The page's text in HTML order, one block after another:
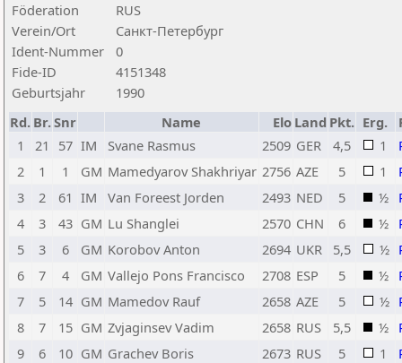
Föderation
RUS
Verein/Ort
Санкт-Петербург
Ident-Nummer
0
Fide-ID
4151348
Geburtsjahr
1990
Rd. Br.Snr Name Elo Land Pkt. Erg.
1
21 57 IM Svane Rasmus 2509 GER 4,5 1
2
1 1 GM Mamedyarov Shakhriyar 2756 AZE 5 1
3
2 61 IM Van Foreest Jorden 2493 NED 5 ½
4
3 43 GM Lu Shanglei 2570 CHN 6 ½
5
3 6 GM Korobov Anton 2694 UKR 5,5 ½
6
7 4 GM Vallejo Pons Francisco 2708 ESP 5 ½
7
5 14 GM Mamedov Rauf 2658 AZE 5 ½
8
7 15 GM Zvjaginsev Vadim 2658 RUS 5,5 ½
9
6 10 GM Grachev Boris 2673 RUS 5 1